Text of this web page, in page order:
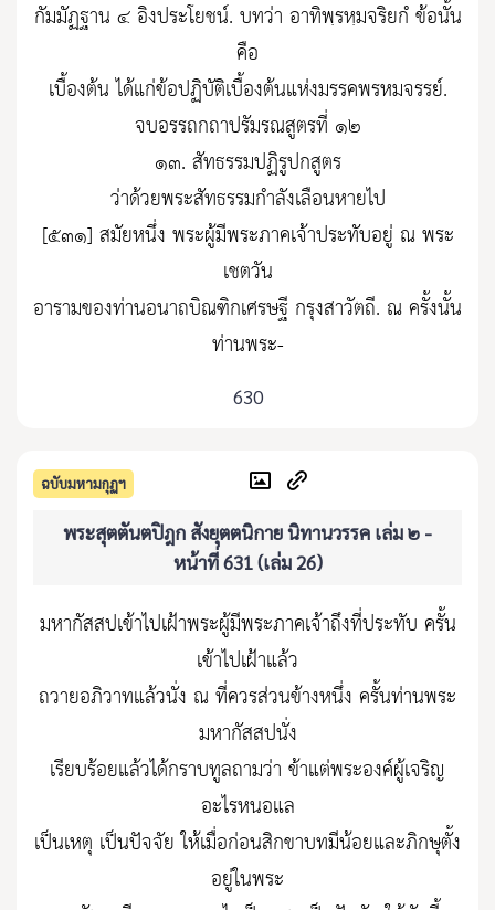
กัมมัฏฐาน ๔ อิงประโยชน์. บทว่า อาทิพฺรหฺมจริยกํ ข้อนั้น
คือ
เบื้องต้น ได้แก่ข้อปฏิบัติเบื้องต้นแห่งมรรคพรหมจรรย์.
จบอรรถกถาปรัมรณสูตรที่ ๑๒
๑๓. สัทธรรมปฏิรูปกสูตร
ว่าด้วยพระสัทธรรมกำลังเลือนหายไป
[๕๓๑] สมัยหนึ่ง พระผู้มีพระภาคเจ้าประทับอยู่ ณ พระ
เชตวัน
อารามของท่านอนาถบิณฑิกเศรษฐี กรุงสาวัตถี. ณ ครั้งนั้น
ท่านพระ-
630
ฉบับมหามกุฏฯ
พระสุตตันตปิฎก สังยุตตนิกาย นิทานวรรค เล่ม ๒ -
หน้าที่ 631 (เล่ม 26)
มหากัสสปเข้าไปเฝ้าพระผู้มีพระภาคเจ้าถึงที่ประทับ ครั้น
เข้าไปเฝ้าแล้ว
ถวายอภิวาทแล้วนั่ง ณ ที่ควรส่วนข้างหนึ่ง ครั้นท่านพระ
มหากัสสปนั่ง
เรียบร้อยแล้วได้กราบทูลถามว่า ข้าแต่พระองค์ผู้เจริญ
อะไรหนอแล
เป็นเหตุ เป็นปัจจัย ให้เมื่อก่อนสิกขาบทมีน้อยและภิกษุตั้ง
อยู่ในพระ